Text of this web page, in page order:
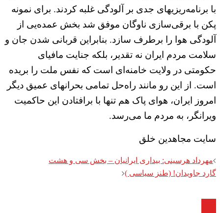
با برنامه‌ریزیهای جدی بر آلودگی غلبه کردند. برای نمونه
پکن با برقی‌سازی ناوگان موفق شد بخش عمده‌یی از
آلودگی هوا را برطرف سازد. بنابراین قربانی شدن جان و
سلامت مردم ایران نه تقدیر، بلکه جنایت مافیای
حکومتی در ولایت خامنه‌ای است که نفس ملت را بریده
است. از این رو مانند راه‌حل تمامی بحرانهای عمیق دیگر
امروز ایران، هوای پاک هم تنها با برافتادن این حاکمیت
ویرانگر، به مردم ما می‌رسد.
سایت مجاهدین خلق
Post
navigation
مهرداد هرسینی: بیداری ایرانیان – بخش سی و هشت
گارد جاویدان! (طنز سیاسی )